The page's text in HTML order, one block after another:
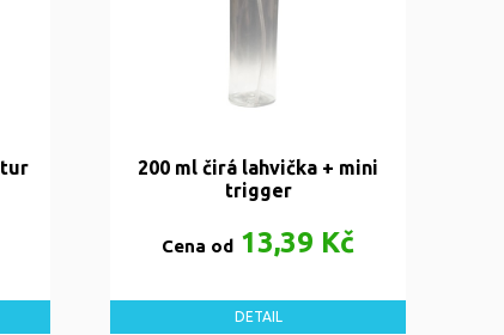
200 ml čirá lahvička + mini
trigger
Cena od 13,39 Kč
DETAIL